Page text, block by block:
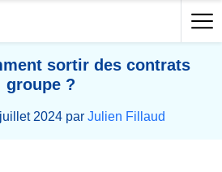
sortir des contrats
groupe ?
2024 par Julien Fillaud